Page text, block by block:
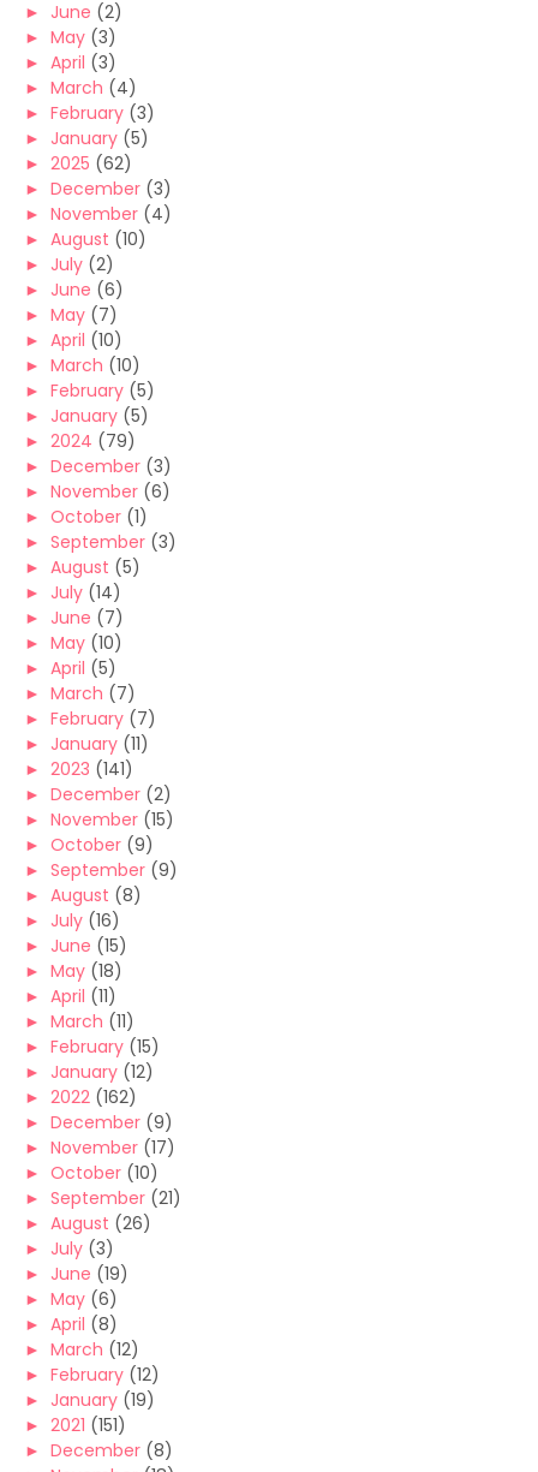
► June (2)
► May (3)
► April (3)
► March (4)
► February (3)
► January (5)
► 2025 (62)
► December (3)
► November (4)
► August (10)
► July (2)
► June (6)
► May (7)
► April (10)
► March (10)
► February (5)
► January (5)
► 2024 (79)
► December (3)
► November (6)
► October (1)
► September (3)
► August (5)
► July (14)
► June (7)
► May (10)
► April (5)
► March (7)
► February (7)
► January (11)
► 2023 (141)
► December (2)
► November (15)
► October (9)
► September (9)
► August (8)
► July (16)
► June (15)
► May (18)
► April (11)
► March (11)
► February (15)
► January (12)
► 2022 (162)
► December (9)
► November (17)
► October (10)
► September (21)
► August (26)
► July (3)
► June (19)
► May (6)
► April (8)
► March (12)
► February (12)
► January (19)
► 2021 (151)
► December (8)